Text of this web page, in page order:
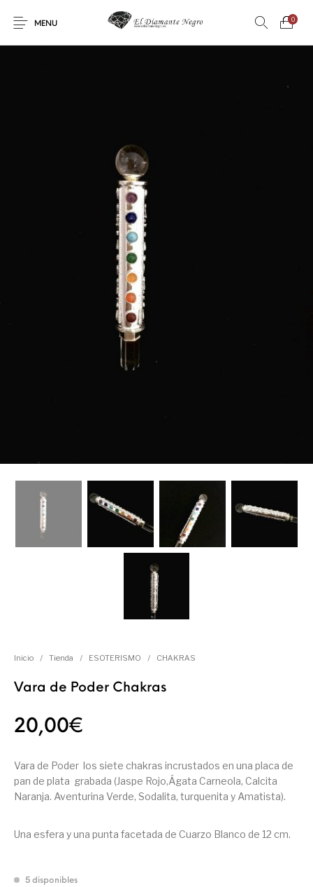
MENU
0
FÓSILES
MINERALES
Inicio / Tienda / ESOTERISMO / CHAKRAS
Vara de Poder Chakras
20,00€
Vara de Poder los siete chakras incrustados en una placa de
pan de plata grabada (Jaspe Rojo,Ágata Carneola, Calcita
Naranja. Aventurina Verde, Sodalita, turquenita y Amatista).
Una esfera y una punta facetada de Cuarzo Blanco de 12 cm.
5 disponibles